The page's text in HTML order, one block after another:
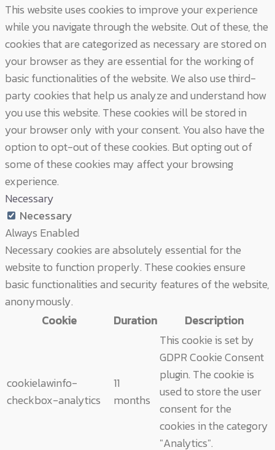
This website uses cookies to improve your experience
while you navigate through the website. Out of these, the
cookies that are categorized as necessary are stored on
your browser as they are essential for the working of
basic functionalities of the website. We also use third-
party cookies that help us analyze and understand how
you use this website. These cookies will be stored in
your browser only with your consent. You also have the
option to opt-out of these cookies. But opting out of
some of these cookies may affect your browsing
experience.
Necessary
Necessary
Always Enabled
Necessary cookies are absolutely essential for the
website to function properly. These cookies ensure
basic functionalities and security features of the website,
anonymously.
Cookie
Duration Description
cookielawinfo-
checkbox-analytics
11
months
This cookie is set by
GDPR Cookie Consent
plugin. The cookie is
used to store the user
consent for the
cookies in the category
"Analytics".